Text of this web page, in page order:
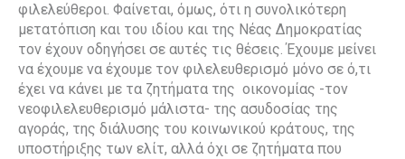
φιλελεύθεροι. Φαίνεται, όμως, ότι η συνολικότερη
μετατόπιση και του ιδίου και της Νέας Δημοκρατίας
τον έχουν οδηγήσει σε αυτές τις θέσεις. Έχουμε μείνει
να έχουμε να έχουμε τον φιλελευθερισμό μόνο σε ό,τι
έχει να κάνει με τα ζητήματα της οικονομίας -τον
νεοφιλελευθερισμό μάλιστα- της ασυδοσίας της
αγοράς, της διάλυσης του κοινωνικού κράτους, της
υποστήριξης των ελίτ, αλλά όχι σε ζητήματα που